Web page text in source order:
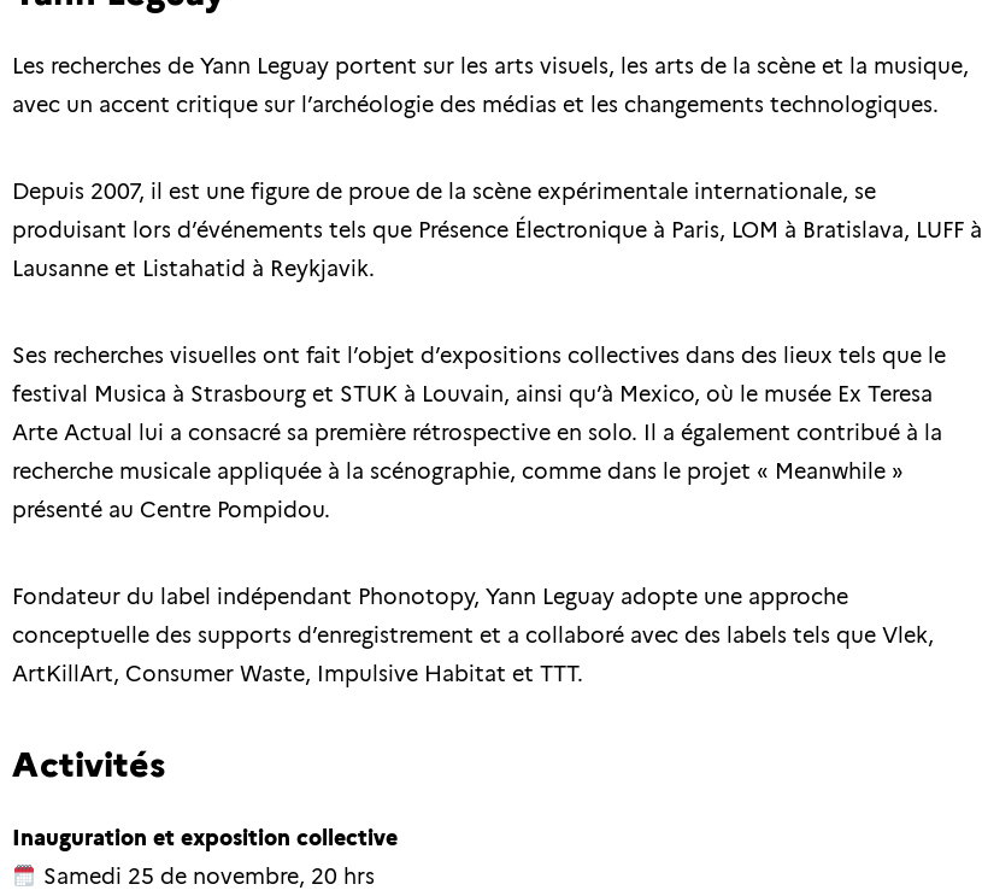
Les recherches de Yann Leguay portent sur les arts visuels, les arts de la scène et la musique,
avec un accent critique sur l’archéologie des médias et les changements technologiques.
Depuis 2007, il est une figure de proue de la scène expérimentale internationale, se
produisant lors d’événements tels que Présence Électronique à Paris, LOM à Bratislava, LUFF à
Lausanne et Listahatid à Reykjavik.
Ses recherches visuelles ont fait l’objet d’expositions collectives dans des lieux tels que le
festival Musica à Strasbourg et STUK à Louvain, ainsi qu’à Mexico, où le musée Ex Teresa
Arte Actual lui a consacré sa première rétrospective en solo. Il a également contribué à la
recherche musicale appliquée à la scénographie, comme dans le projet « Meanwhile »
présenté au Centre Pompidou.
Fondateur du label indépendant Phonotopy, Yann Leguay adopte une approche
conceptuelle des supports d’enregistrement et a collaboré avec des labels tels que Vlek,
ArtKillArt, Consumer Waste, Impulsive Habitat et TTT.
Activités
Inauguration et exposition collective
Samedi 25 de novembre, 20 hrs